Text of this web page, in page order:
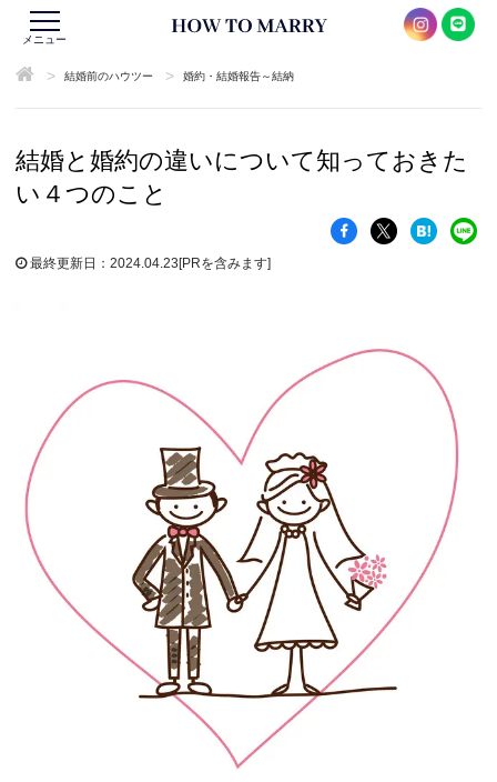
メニュー
> 結婚前のハウツー > 婚約・結婚報告～結納
結婚と婚約の違いについて知っておきた
い４つのこと
最終更新日：2024.04.23[PRを含みます]